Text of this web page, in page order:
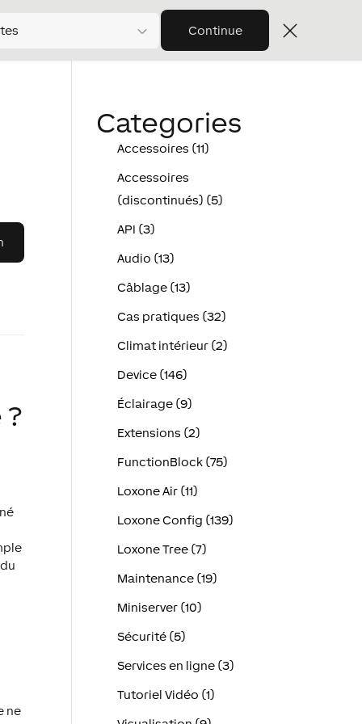
Continue
ne
Categories
Accessoires (11)
Accessoires
(discontinués) (5)
API (3)
Audio (13)
Câblage (13)
Cas pratiques (32)
Climat intérieur (2)
Device (146)
Éclairage (9)
Extensions (2)
FunctionBlock (75)
Loxone Air (11)
Loxone Config (139)
Loxone Tree (7)
Maintenance (19)
Miniserver (10)
Sécurité (5)
Services en ligne (3)
Tutoriel Vidéo (1)